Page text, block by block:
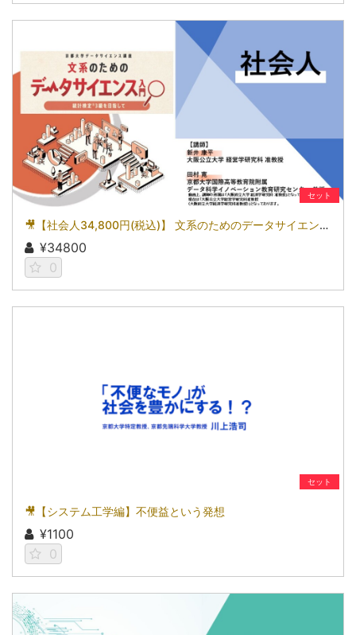
セット
🎥【社会人34,800円(税込)】 文系のためのデータサイエンス入門～統計検定(R)3級を目指して～［京都大学データサイエンス講座］（2026）
¥34800
0
セット
🎥【システム工学編】不便益という発想
¥1100
0